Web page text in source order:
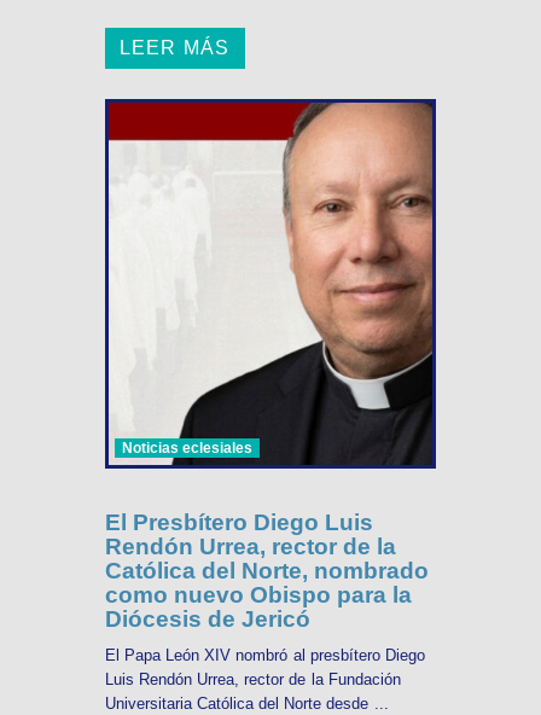
LEER MÁS
Noticias eclesiales
El Presbítero Diego Luis
Rendón Urrea, rector de la
Católica del Norte, nombrado
como nuevo Obispo para la
Diócesis de Jericó
El Papa León XIV nombró al presbítero Diego
Luis Rendón Urrea, rector de la Fundación
Universitaria Católica del Norte desde ...